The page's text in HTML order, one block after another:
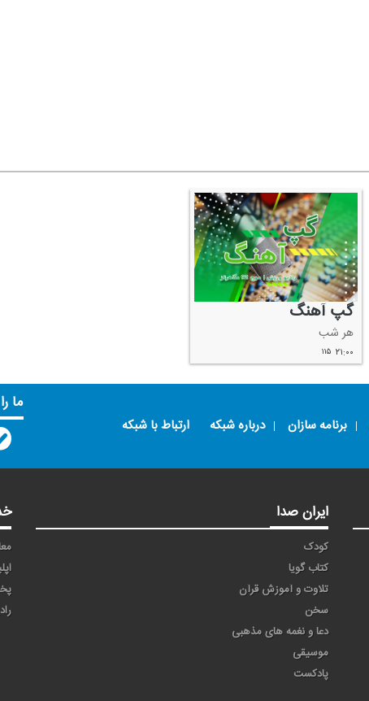
گپ آهنگ
هر شب
۲۱:۰۰ ۱۱۵
برنامه سازان درباره شبکه ارتباط با شبکه
ما
ایران صدا
کودک
کتاب گویا
تلاوت و آموزش قرآن
سخن
دعا و نغمه های مذهبی
موسیقی
پادکست